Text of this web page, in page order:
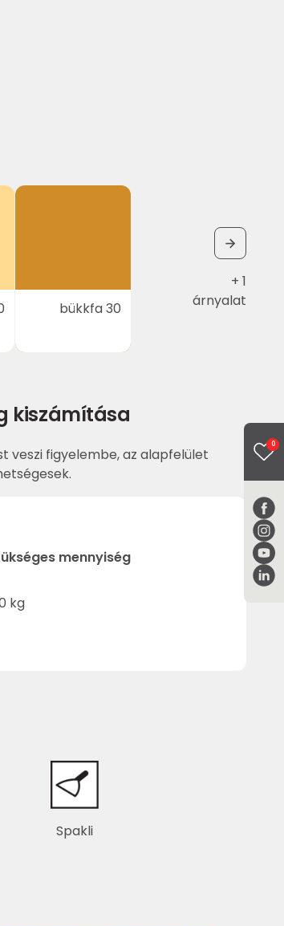
0
bükkfa 30
+ 1
árnyalat
kiszámítása
veszi figyelembe, az alapfelület
mennyiség
kg
Spakli